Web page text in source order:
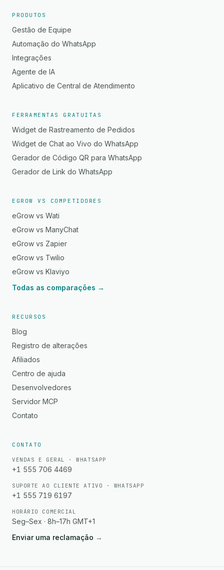
PRODUTOS
Gestão de Equipe
Automação do WhatsApp
Integrações
Agente de IA
Aplicativo de Central de Atendimento
FERRAMENTAS GRATUITAS
Widget de Rastreamento de Pedidos
Widget de Chat ao Vivo do WhatsApp
Gerador de Código QR para WhatsApp
Gerador de Link do WhatsApp
EGROW VS COMPETIDORES
eGrow vs Wati
eGrow vs ManyChat
eGrow vs Zapier
eGrow vs Twilio
eGrow vs Klaviyo
Todas as comparações →
RECURSOS
Blog
Registro de alterações
Afiliados
Centro de ajuda
Desenvolvedores
Servidor MCP
Contato
CONTATO
VENDAS E GERAL · WHATSAPP
+1 555 706 4469
SUPORTE AO CLIENTE ATIVO · WHATSAPP
+1 555 719 6197
HORÁRIO COMERCIAL
Seg–Sex · 8h–17h GMT+1
Enviar uma reclamação →